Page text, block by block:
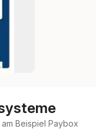
Beispiel Paybox